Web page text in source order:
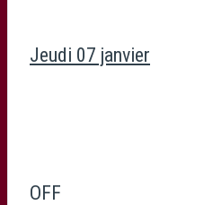
Jeudi 07 janvier
OFF